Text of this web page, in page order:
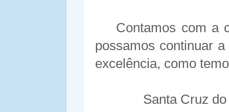
Contamos com a
possamos continuar
excelência, como
Santa Cruz